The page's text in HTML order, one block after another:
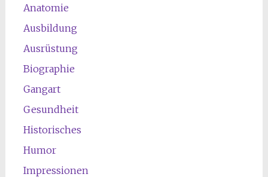
Anatomie
Ausbildung
Ausrüstung
Biographie
Gangart
Gesundheit
Historisches
Humor
Impressionen